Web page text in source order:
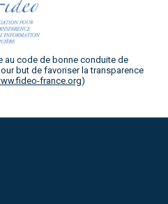
au code de bonne conduite de
but de favoriser la transparence
france.org)